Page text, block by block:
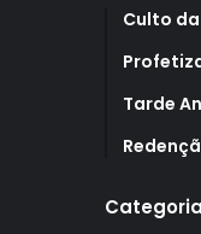
Culto
Tarde